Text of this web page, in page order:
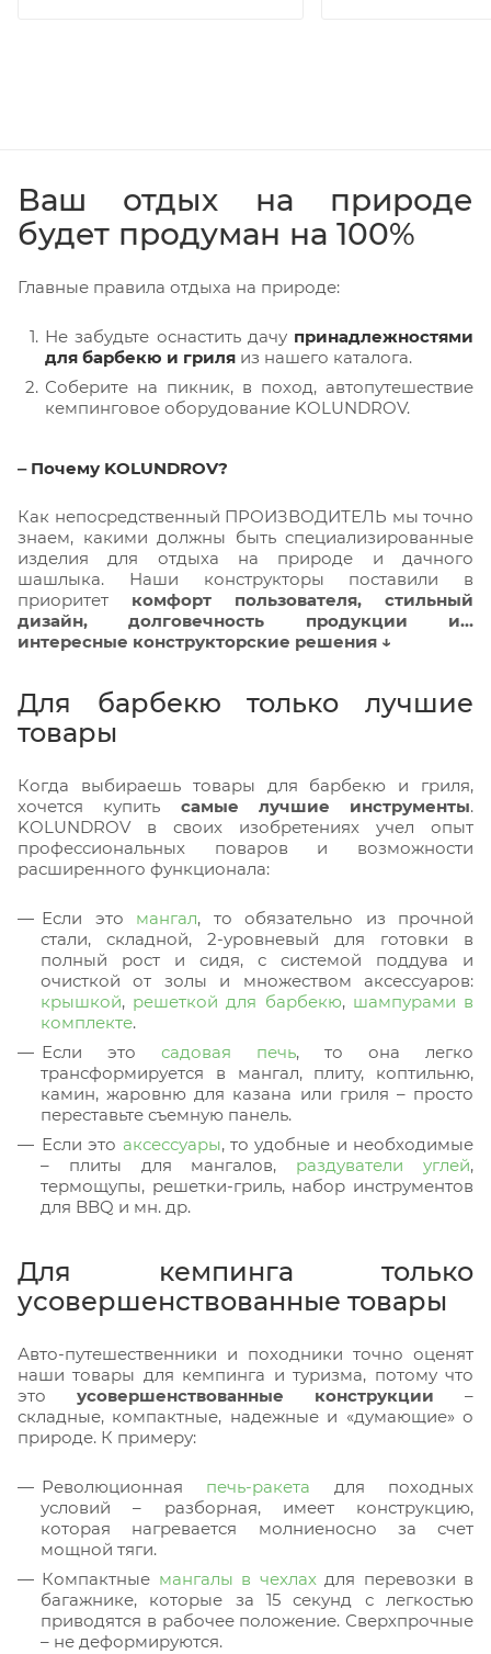
Ваш отдых на природе
будет продуман на 100%
Главные правила отдыха на природе:
Не забудьте оснастить дачу принадлежностями
для барбекю и гриля из нашего каталога.
Соберите на пикник, в поход, автопутешествие
кемпинговое оборудование KOLUNDROV.
‒ Почему KOLUNDROV?
Как непосредственный ПРОИЗВОДИТЕЛЬ мы точно
знаем, какими должны быть специализированные
изделия для отдыха на природе и дачного
шашлыка. Наши конструкторы поставили в
приоритет комфорт пользователя, стильный
дизайн, долговечность продукции и…
интересные конструкторские решения ↓
Для барбекю только лучшие
товары
Когда выбираешь товары для барбекю и гриля,
хочется купить самые лучшие инструменты.
KOLUNDROV в своих изобретениях учел опыт
профессиональных поваров и возможности
расширенного функционала:
Если это мангал, то обязательно из прочной
стали, складной, 2-уровневый для готовки в
полный рост и сидя, с системой поддува и
очисткой от золы и множеством аксессуаров:
крышкой, решеткой для барбекю, шампурами в
комплекте.
Если это садовая печь, то она легко
трансформируется в мангал, плиту, коптильню,
камин, жаровню для казана или гриля – просто
переставьте съемную панель.
Если это аксессуары, то удобные и необходимые
– плиты для мангалов, раздуватели углей,
термощупы, решетки-гриль, набор инструментов
для BBQ и мн. др.
Для кемпинга только
усовершенствованные товары
Авто-путешественники и походники точно оценят
наши товары для кемпинга и туризма, потому что
это усовершенствованные конструкции –
складные, компактные, надежные и «думающие» о
природе. К примеру:
Революционная печь-ракета для походных
условий – разборная, имеет конструкцию,
которая нагревается молниеносно за счет
мощной тяги.
Компактные мангалы в чехлахдля перевозки в
багажнике, которые за 15 секунд с легкостью
приводятся в рабочее положение. Сверхпрочные
– не деформируются.